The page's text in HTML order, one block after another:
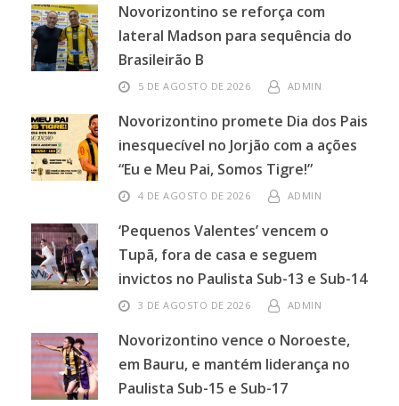
Novorizontino se reforça com
lateral Madson para sequência do
Brasileirão B
5 DE AGOSTO DE 2026 ADMIN
Novorizontino promete Dia dos Pais
inesquecível no Jorjão com a ações
“Eu e Meu Pai, Somos Tigre!”
4 DE AGOSTO DE 2026 ADMIN
‘Pequenos Valentes’ vencem o
Tupã, fora de casa e seguem
invictos no Paulista Sub-13 e Sub-14
3 DE AGOSTO DE 2026 ADMIN
Novorizontino vence o Noroeste,
em Bauru, e mantém liderança no
Paulista Sub-15 e Sub-17